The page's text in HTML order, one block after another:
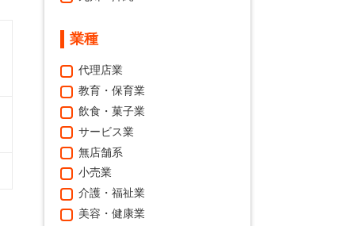
業種
代理店業
教育・保育業
飲食・菓子業
サービス業
無店舗系
小売業
介護・福祉業
美容・健康業